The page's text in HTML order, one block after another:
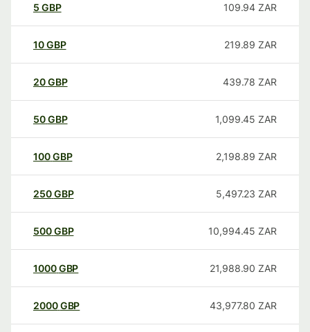
5 GBP 109.94 ZAR
10GBP 219.89 ZAR
20GBP 439.78 ZAR
50GBP 1,099.45 ZAR
100GBP 2,198.89 ZAR
250GBP 5,497.23 ZAR
500GBP 10,994.45 ZAR
1000GBP 21,988.90 ZAR
2000GBP 43,977.80 ZAR